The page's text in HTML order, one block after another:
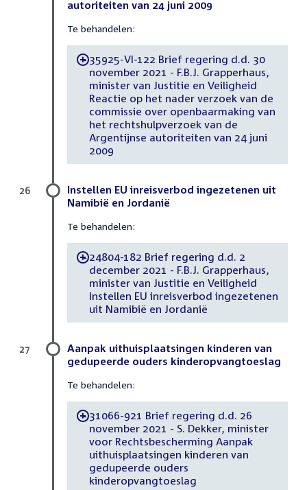
autoriteiten van 24 juni 2009
Te behandelen:
-35925-VI-122 Brief regering d.d. 30
november 2021 - F.B.J. Grapperhaus,
minister van Justitie en Veiligheid
Reactie op het nader verzoek van de
commissie over openbaarmaking van
het rechtshulpverzoek van de
Argentijnse autoriteiten van 24 juni
2009
Instellen EU inreisverbod ingezetenen uit
Namibië en Jordanië
Te behandelen:
-24804-182 Brief regering d.d. 2
december 2021 - F.B.J. Grapperhaus,
minister van Justitie en Veiligheid
Instellen EU inreisverbod ingezetenen
uit Namibië en Jordanië
26
Aanpak uithuisplaatsingen kinderen van
gedupeerde ouders kinderopvangtoeslag
Te behandelen:
-31066-921 Brief regering d.d. 26
november 2021 - S. Dekker, minister
voor Rechtsbescherming Aanpak
uithuisplaatsingen kinderen van
gedupeerde ouders
kinderopvangtoeslag
27